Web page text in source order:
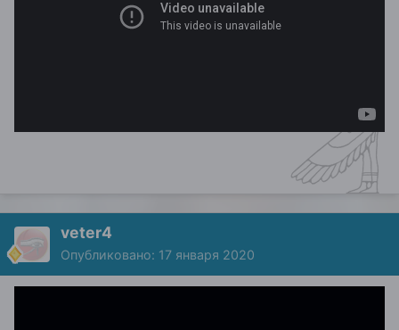
veter4
Опубликовано: 17 января 2020